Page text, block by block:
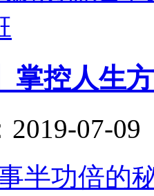
】掌控人
07-09